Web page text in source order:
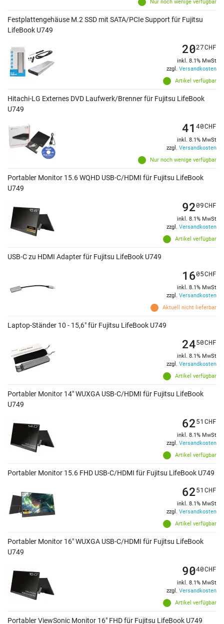
Nur noch wenige verfügbar
Festplattengehäuse M.2 SSD mit SATA/PCIe Support für Fujitsu
LifeBook U749
Artikel verfügbar
2027CHF
inkl. 8.1% MwSt
zzgl. Versandkosten
Hitachi-LG Externes DVD Laufwerk/Brenner für Fujitsu LifeBook
U749
Nur noch wenige verfügbar
41 40CHF
inkl. 8.1% MwSt
zzgl. Versandkosten
Portabler Monitor 15.6 WQHD USB-C/HDMI für Fujitsu LifeBook
U749
Artikel verfügbar
9209CHF
inkl. 8.1% MwSt
zzgl. Versandkosten
USB-C zu HDMI Adapter für Fujitsu LifeBook U749
Aktuell nicht lieferbar
1605CHF
inkl. 8.1% MwSt
zzgl. Versandkosten
Laptop-Ständer 10 - 15,6" für Fujitsu LifeBook U749
Artikel verfügbar
2450CHF
inkl. 8.1% MwSt
zzgl. Versandkosten
Portabler Monitor 14" WUXGA USB-C/HDMI für Fujitsu LifeBook
U749
Artikel verfügbar
6251 CHF
inkl. 8.1% MwSt
zzgl. Versandkosten
Portabler Monitor 15.6 FHD USB-C/HDMI für Fujitsu LifeBook U749
Artikel verfügbar
6251 CHF
inkl. 8.1% MwSt
zzgl. Versandkosten
Portabler Monitor 16" WUXGA USB-C/HDMI für Fujitsu LifeBook
U749
Artikel verfügbar
9040CHF
inkl. 8.1% MwSt
zzgl. Versandkosten
Portabler ViewSonic Monitor 16" FHD für Fujitsu LifeBook U749